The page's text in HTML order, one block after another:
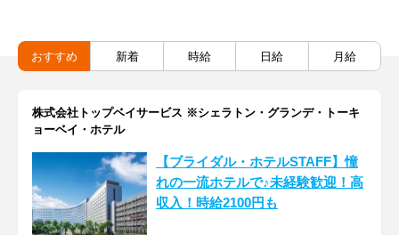
おすすめ 新着 時給 日給 月給
株式会社トップベイサービス ※シェラトン・グランデ・トーキ
ョーベイ・ホテル
【ブライダル・ホテルSTAFF】憧
れの一流ホテルで♪未経験歓迎！高
収入！時給2100円も